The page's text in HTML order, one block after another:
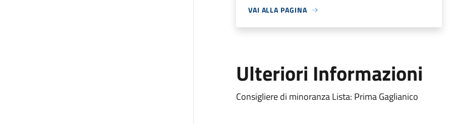
VAI ALLA PAGINA
Ulteriori Informazioni
Consigliere di minoranza Lista: Prima Gaglianico